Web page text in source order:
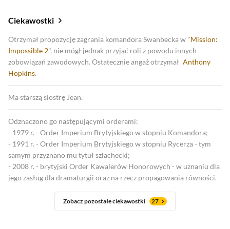
Ciekawostki
Otrzymał propozycję zagrania komandora Swanbecka w "Mission:
Impossible 2", nie mógł jednak przyjąć roli z powodu innych
zobowiązań zawodowych. Ostatecznie angaż otrzymał Anthony
Hopkins.
Ma starszą siostrę Jean.
Odznaczono go następującymi orderami:
- 1979 r. - Order Imperium Brytyjskiego w stopniu Komandora;
- 1991 r. - Order Imperium Brytyjskiego w stopniu Rycerza - tym
samym przyznano mu tytuł szlachecki;
- 2008 r. - brytyjski Order Kawalerów Honorowych - w uznaniu dla
jego zasług dla dramaturgii oraz na rzecz propagowania równości.
Zobacz pozostałe ciekawostki 27